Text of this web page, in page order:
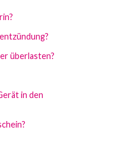
überlasten?
in den